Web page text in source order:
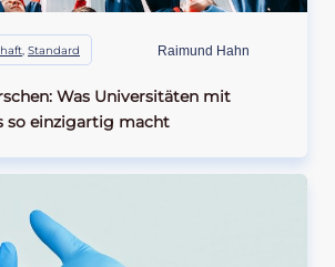
, Standard Raimund Hahn
Was Universitäten mit
so einzigartig macht